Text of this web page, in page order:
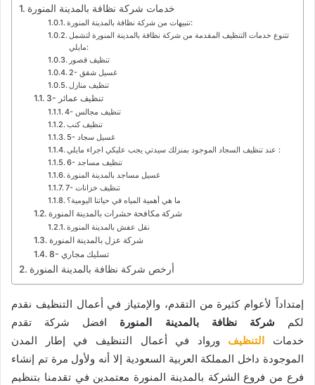
خدمات شركة نظافة بالمدينة المنورة
تنبيهات من شركة نظافة بالمدينة المنورة:
تتنوع خدمات التنظيف المقدمة من شركة نظافة بالمدينة المنورة لتشمل
مايلي:
تنظيف قصور
2- غسيل شقق
تنظيف منازل
3- تنظيف عمائر
4- تنظيف مجالس
تنظيف كنب
5- غسيل سجاد
عند تنظيف السجاد الموجود بمنزلك سيدتي يجب عليكي اجراء مايلي :
6- تنظيف مساجد
غسيل مساجد بالمدينة المنورة
7- تنظيف خزانات
ما هي أهمية المياه في حياتنا اليومية؟
شركة مكافحة حشرات بالمدينة المنورة
نقل عفش بالمدينة المنورة
شركة عزل بالمدينة المنورة
8- تسليك مجاري
أرخص شركة نظافة بالمدينة المنورة
إمتداداً لأعوام كثيرة من التقدم، والإمتياز في أعمال التنظيف نقدم
لكم شركة نظافة بالمدينة المنورة افضل شركة تقدم
خدمات
التنظيف ورواد في أعمال التنظيف في إطار المدن
الموجودة داخل المملكة العربية السعودية إلا أنه ولأول مرة تم إنشاء
فرع من فروع الشركة بالمدينة المنورة معتمدين في تقدمنا بتنظيم